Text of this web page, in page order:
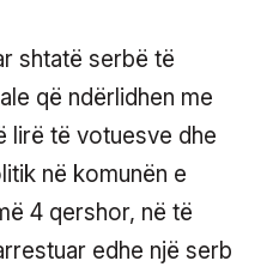
shtatë serbë të
që ndërlidhen me
lirë të votuesve dhe
në komunën e
4 qershor, në të
edhe një serb